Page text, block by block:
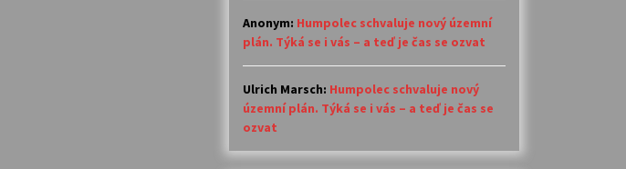
Anonym: Humpolec schvaluje nový územní
plán. Týká se i vás – a teď je čas se ozvat
Ulrich Marsch: Humpolec schvaluje nový
územní plán. Týká se i vás – a teď je čas se
ozvat